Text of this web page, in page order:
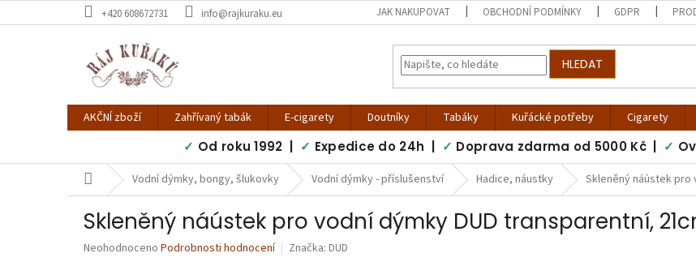
na
+420 608672731 info@rajkuraku.eu JAK NAKUPOVAT OBCHODNÍ PODMÍNKY GDPR
HLEDAT
AKČNÍ zboží Zahřívaný tabák E-cigarety Doutníky Tabáky Kuřácké potřeby Cigarety
✓ Od roku 1992 | ✓ Expedice do 24h | ✓ Doprava zdarma od 5000 Kč | ✓
Domů Vodní dýmky, bongy, šlukovky Vodní dýmky - příslušenství Hadice, náustky Skleněný náústek pro
Skleněný náústek pro vodní dýmky DUD transparentní,
Průměrné
Neohodnoceno Podrobnosti hodnocení Značka: DUD